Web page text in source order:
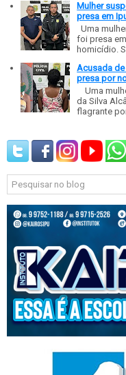
Mulher
presa em
Uma
foi presa
homicídio.
Acusada de
presa por
Uma
da Silva
flagrante